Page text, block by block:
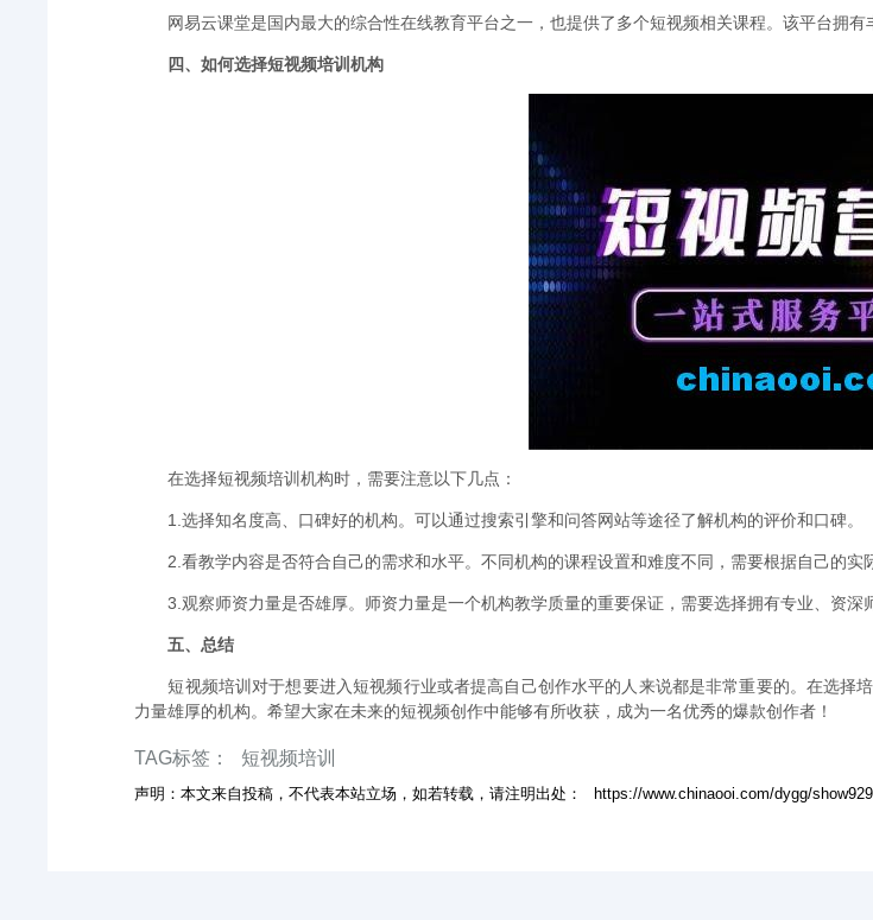
网易云课堂是国内最大的综合性在线教育平台之一，也提供了多个短视频相关课程。该平台拥
四、如何选择短视频培训机构
在选择短视频培训机构时，需要注意以下几点：
1.选择知名度高、口碑好的机构。可以通过搜索引擎和问答网站等途径了解机构的评价和口碑。
2.看教学内容是否符合自己的需求和水平。不同机构的课程设置和难度不同，需要根据自己的实
3.观察师资力量是否雄厚。师资力量是一个机构教学质量的重要保证，需要选择拥有专业、资深
五、总结
短视频培训对于想要进入短视频行业或者提高自己创作水平的人来说都是非常重要的。在选
力量雄厚的机构。希望大家在未来的短视频创作中能够有所收获，成为一名优秀的爆款创作者！
TAG标签： 短视频培训
声明：本文来自投稿，不代表本站立场，如若转载，请注明出处： https://www.chinaooi.com/dygg/